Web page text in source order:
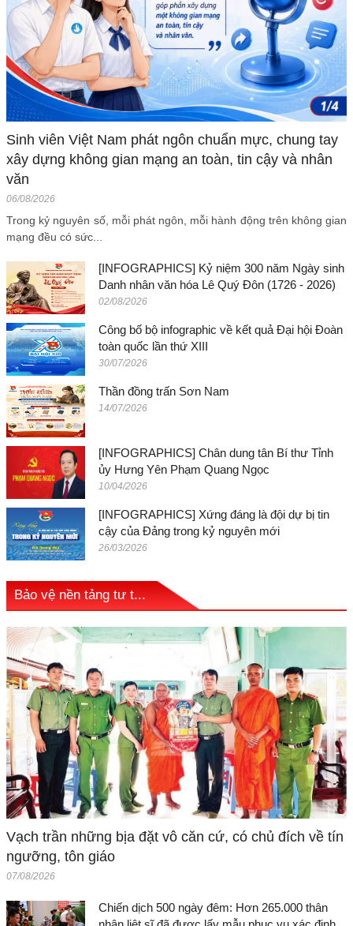
Sinh viên Việt Nam phát ngôn chuẩn mực, chung tay
xây dựng không gian mạng an toàn, tin cậy và nhân
văn
06/08/2026
Trong kỷ nguyên số, mỗi phát ngôn, mỗi hành động trên không gian
mạng đều có sức...
[INFOGRAPHICS] Kỷ niệm 300 năm Ngày sinh
Danh nhân văn hóa Lê Quý Đôn (1726 - 2026)
02/08/2026
Công bố bộ infographic về kết quả Đại hội Đoàn
toàn quốc lần thứ XIII
30/07/2026
Thần đồng trấn Sơn Nam
14/07/2026
[INFOGRAPHICS] Chân dung tân Bí thư Tỉnh
ủy Hưng Yên Phạm Quang Ngọc
10/04/2026
[INFOGRAPHICS] Xứng đáng là đội dự bị tin
cậy của Đảng trong kỷ nguyên mới
26/03/2026
Bảo vệ nền tảng tư t...
Vạch trần những bịa đặt vô căn cứ, có chủ đích về tín
ngưỡng, tôn giáo
07/08/2026
Chiến dịch 500 ngày đêm: Hơn 265.000 thân